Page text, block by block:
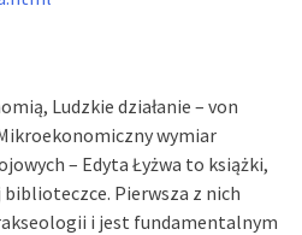
Ludzkie działanie – von
wymiar
– Edyta Łyżwa to książki,
Pierwsza z nich
i jest fundamentalnym